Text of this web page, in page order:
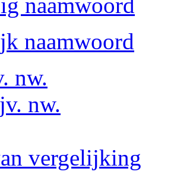
naamwoord
nw.
nw.
vergelijking